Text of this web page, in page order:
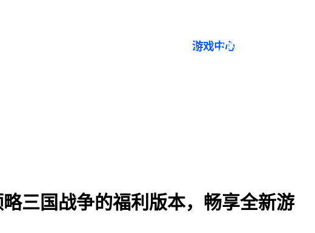
首页登录入口 APP下载J9国际网站
游戏中心
三国战争的福利版本，畅享全新游